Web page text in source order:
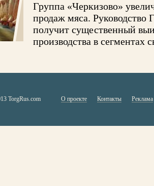
Группа «Черкизово»
продаж мяса. Руководство
получит существенный
производства в сегментах
TorgRus.com О проекте Контакты Реклама